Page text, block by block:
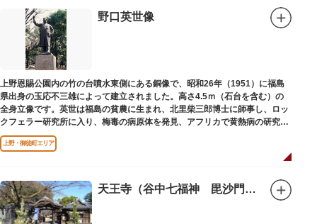
野口英世像
上野恩賜公園内の竹の台噴水東側にある銅像で、昭和26年（1951）に福島
県出身の玉応不三雄によって建立されました。高さ4.5ｍ（石台を含む）の
全身立像です。英世は福島の貧農に生まれ、北里柴三郎博士に師事し、ロッ
クフェラー研究所に入り、梅毒の病原体を発見、アフリカで黄熱病の研究中
感染して、死去しました。
上野・御徒町エリア
天王寺（谷中七福神 毘沙門天）